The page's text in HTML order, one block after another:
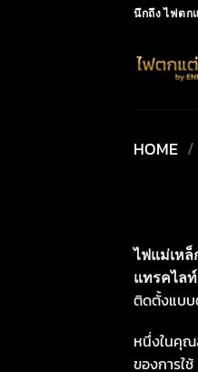
นึกถึง ไฟตก
HOME /
ไฟแม่เหล็
แทรคไลท์
ติดตั้งแบบ
หนึ่งในคุ
ของการใช้